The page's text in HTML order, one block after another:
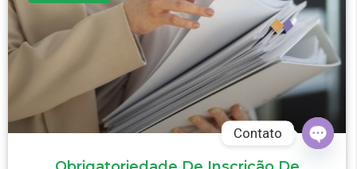
Contato
Open